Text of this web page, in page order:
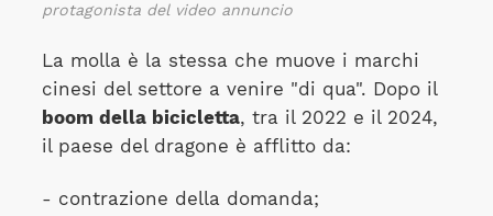
protagonista del video annuncio
La molla è la stessa che muove i marchi
cinesi del settore a venire "di qua". Dopo il
boom della bicicletta, tra il 2022 e il 2024,
il paese del dragone è afflitto da:
- contrazione della domanda;